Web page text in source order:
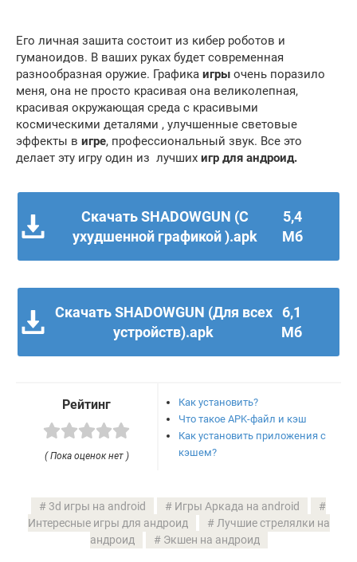
Его личная зашита состоит из кибер роботов и
гуманоидов. В ваших руках будет современная
разнообразная оружие. Графика игры очень поразило
меня, она не просто красивая она великолепная,
красивая окружающая среда с красивыми
космическими деталями , улучшенные световые
эффекты в игре, профессиональный звук. Все это
делает эту игру один из лучших игр для андроид.
Скачать SHADOWGUN (С
ухудшенной графикой ).apk
5,4
Мб
Скачать SHADOWGUN (Для всех
устройств).apk
6,1
Мб
Рейтинг
( Пока оценок нет )
Как установить?
Что такое APK-файл и кэш
Как установить приложения с
кэшем?
3d игры на android
Игры Аркада на android
Интересные игры для андроид
Лучшие стрелялки на
андроид
Экшен на андроид